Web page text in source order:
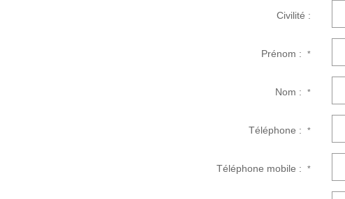
Civilité :
Prénom :*
Nom :*
Téléphone :*
Téléphone mobile :*